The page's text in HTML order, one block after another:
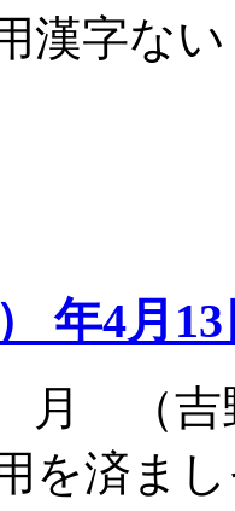
漢字な
年4月
（吉
済まし